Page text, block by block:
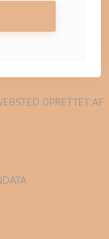
OPRETTET AF
I ET NYT VINDUE))
I ET NYT VINDUE))
((ÅBNER I ET NYT
I ET NYT VINDUE))
I ET NYT VINDUE))